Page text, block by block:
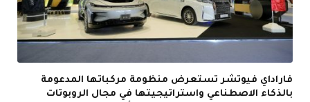
فاراداي فيوتشر تستعرض منظومة مركباتها المدعومة
بالذكاء الاصطناعي واستراتيجيتها في مجال الروبوتات